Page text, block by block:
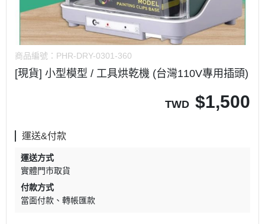
商品編號： PHR-DRY-0301-360
[現貨] 小型模型 / 工具烘乾機 (台灣110V專用插頭)
TWD $1,500
運送&付款
運送方式
實體門市取貨
付款方式
當面付款
轉帳匯款